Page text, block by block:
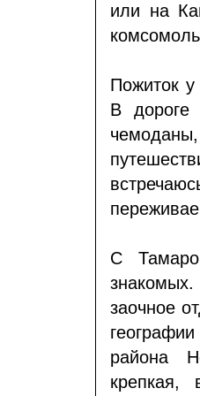
или на
Пожиток
В дороге
С
заочное
района